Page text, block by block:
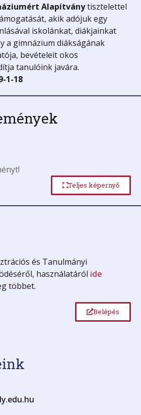
Alapítványtisztelettel
akik adójuk egy
iskolánkat, diákjainkat
a gimnázium diákságának
bevételeit okos
tanulóink javára.
1-18
Teljes képernyő
és Tanulmányi
használatáról ide
többet.
Belépés